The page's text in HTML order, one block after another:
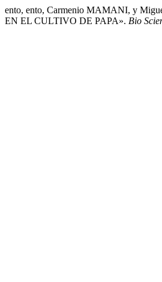
ento, ento, Carmenio MAMANI, y
EN EL CULTIVO DE PAPA». Bio